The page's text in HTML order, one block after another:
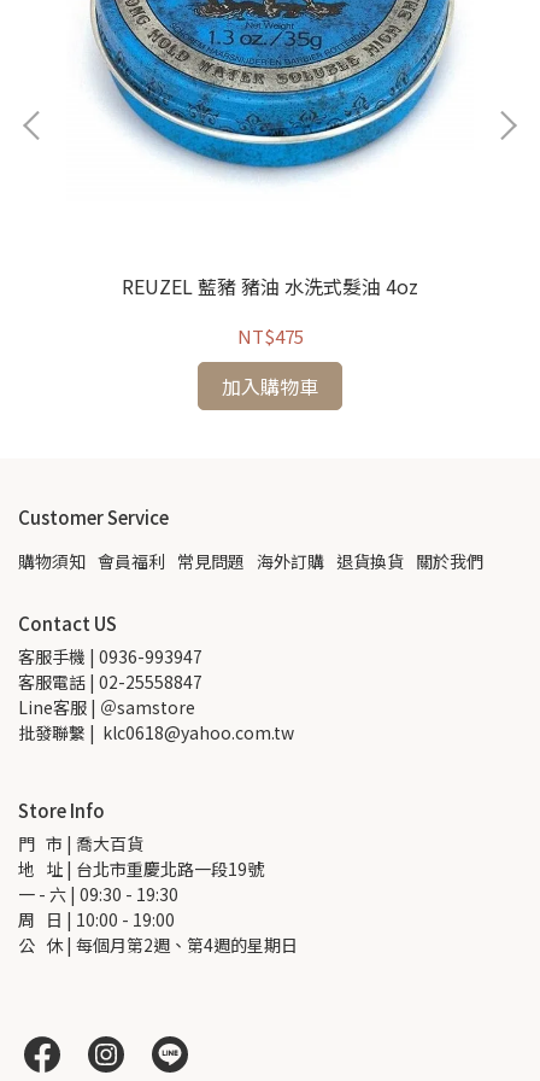
REUZEL 藍豬 豬油 水洗式髮油 4oz
NT$475
加入購物車
Customer Service
購物須知 會員福利 常見問題 海外訂購 退貨換貨 關於我們
Contact US
客服手機 | 0936-993947
客服電話 | 02-25558847
Line客服 | ＠samstore
批發聯繫 |  klc0618@yahoo.com.tw
Store Info
門   市 | 喬大百貨
地   址 | 台北市重慶北路一段19號
一 - 六 | 09:30 - 19:30
周   日 | 10:00 - 19:00
公   休 | 每個月第2週、第4週的星期日